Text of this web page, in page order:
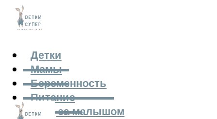
Детки
Мамы
Беременность
Питание
Уход за малышом